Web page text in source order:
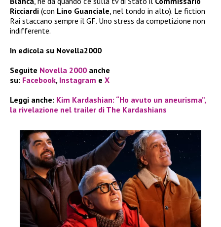
Ricciardi (con Lino Guanciale , nel tondo in alto). Le fiction
Rai staccano sempre il GF. Uno stress da competizione non
indifferente.
In edicola su Novella2000
Seguite Novella 2000 anche
su: Facebook, Instagram e X
Leggi anche: Kim Kardashian: “Ho avuto un aneurisma”,
la rivelazione nel trailer di The Kardashians